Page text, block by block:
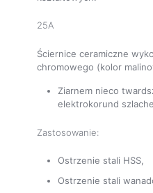
25A
Ściernice ceramiczne
chromowego (kolor
Ziarnem nieco
elektrokorund
Zastosowanie:
Ostrzenie stali HSS,
Ostrzenie stali